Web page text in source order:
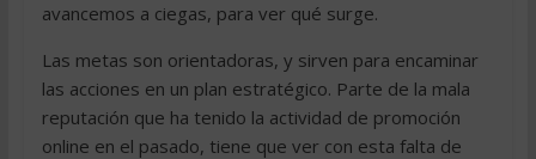
avancemos a ciegas, para ver qué surge.
Las metas son orientadoras, y sirven para encaminar
las acciones en un plan estratégico. Parte de la mala
reputación que ha tenido la actividad de promoción
online en el pasado, tiene que ver con esta falta de